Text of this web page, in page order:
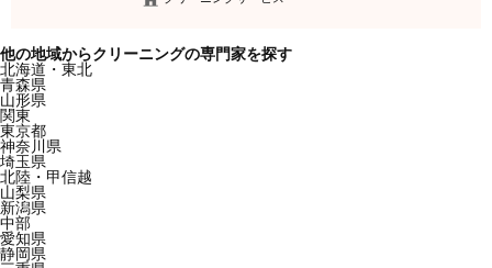
他の地域からクリーニングの専門家を探す
北海道・東北
青森県
山形県
関東
東京都
神奈川県
埼玉県
北陸・甲信越
山梨県
新潟県
中部
愛知県
静岡県